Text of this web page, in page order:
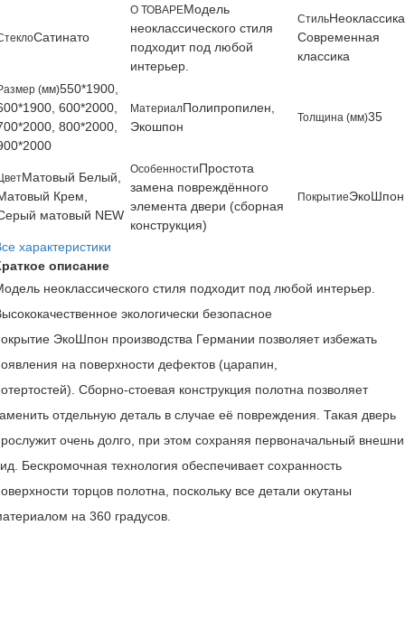
Сатинато
О ТОВАРЕМодель
неоклассического стиля
подходит под любой
интерьер.
Стиль
Современная
классика
(мм)550*1900,
600*2000,
800*2000,
МатериалПолипропилен,
Экошпон
Толщина (мм)35
Матовый Белый,
Крем,
матовый NEW
ОсобенностиПростота
замена повреждённого
элемента двери (сборная
конструкция)
ПокрытиеЭкоШпон
характеристики
описание
неоклассического стиля подходит под любой интерьер.
экологически безопасное
ЭкоШпон производства Германии позволяет избежать
на поверхности дефектов (царапин,
Сборно-стоевая конструкция полотна позволяет
отдельную деталь в случае её повреждения. Такая дверь
очень долго, при этом сохраняя первоначальный
Бескромочная технология обеспечивает сохранность
торцов полотна, поскольку все детали окутаны
на 360 градусов.